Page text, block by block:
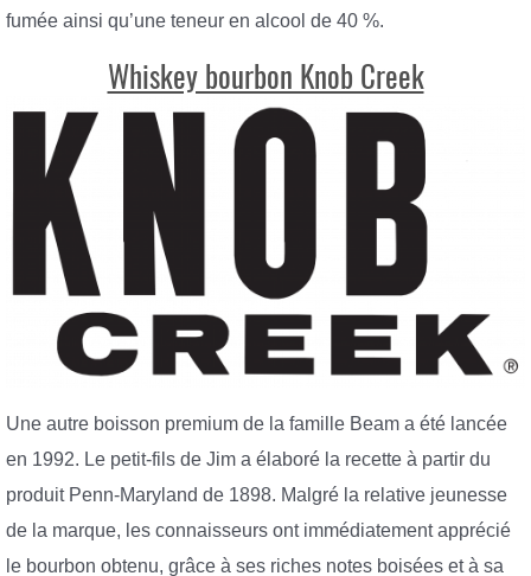
fumée ainsi qu’une teneur en alcool de 40 %.
Whiskey bourbon Knob Creek
Une autre boisson premium de la famille Beam a été lancée
en 1992. Le petit-fils de Jim a élaboré la recette à partir du
produit Penn-Maryland de 1898. Malgré la relative jeunesse
de la marque, les connaisseurs ont immédiatement apprécié
le bourbon obtenu, grâce à ses riches notes boisées et à sa